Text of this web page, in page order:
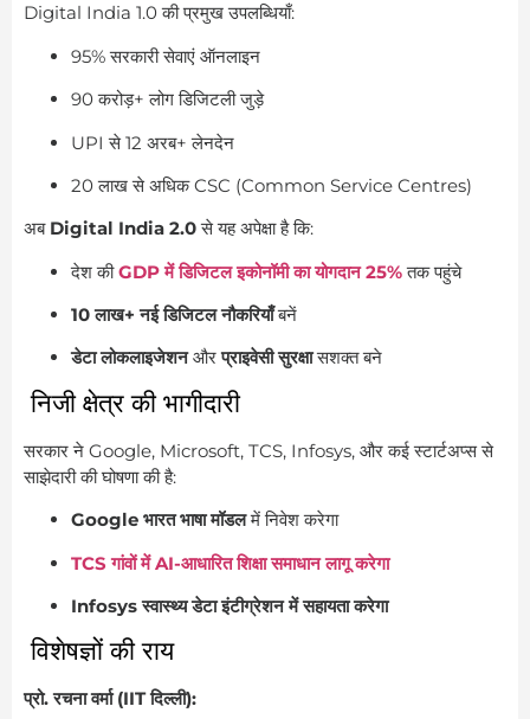
Digital India 1.0 की प्रमुख उपलब्धियाँ:
95% सरकारी सेवाएं ऑनलाइन
90 करोड़+ लोग डिजिटली जुड़े
UPI से 12 अरब+ लेनदेन
20 लाख से अधिक CSC (Common Service Centres)
अब Digital India 2.0से यह अपेक्षा है कि:
देश कीGDP में डिजिटल इकोनॉमी का योगदान 25%तक पहुंचे
10 लाख+ नई डिजिटल नौकरियाँबनें
डेटा लोकलाइजेशनऔरप्राइवेसी सुरक्षासशक्त बने
निजी क्षेत्र की भागीदारी
सरकार ने Google, Microsoft, TCS, Infosys, और कई स्टार्टअप्स से
साझेदारी की घोषणा की है:
Google भारत भाषा मॉडलमें निवेश करेगा
TCS गांवों में AI-आधारित शिक्षा समाधान लागू करेगा
Infosys स्वास्थ्य डेटा इंटीग्रेशन में सहायता करेगा
विशेषज्ञों की राय
प्रो. रचना वर्मा (IIT दिल्ली):